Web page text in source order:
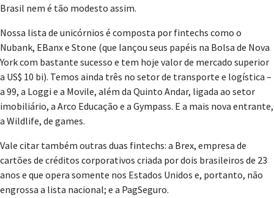
Brasil nem é tão modesto assim.
Nossa lista de unicórnios é composta por fintechs como o
Nubank, EBanx e Stone (que lançou seus papéis na Bolsa de Nova
York com bastante sucesso e tem hoje valor de mercado superior
a US$ 10 bi). Temos ainda três no setor de transporte e logística –
a 99, a Loggi e a Movile, além da Quinto Andar, ligada ao setor
imobiliário, a Arco Educação e a Gympass. E a mais nova entrante,
a Wildlife, de games.
Vale citar também outras duas fintechs: a Brex, empresa de
cartões de créditos corporativos criada por dois brasileiros de 23
anos e que opera somente nos Estados Unidos e, portanto, não
engrossa a lista nacional; e a PagSeguro.